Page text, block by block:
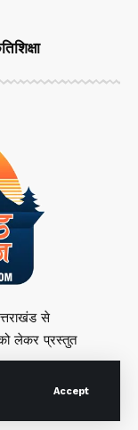
Accept
शिक्षा
से
लेकर प्रस्तुत